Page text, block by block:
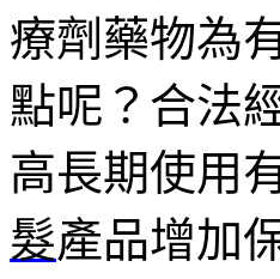
療劑藥物為
點呢？合法
高長期使用
髮產品增加